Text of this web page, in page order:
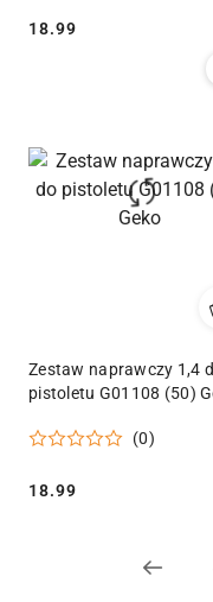
Cena:
18.99
Zestaw naprawczy 1,4
pistoletu G01108 (50)
(0)
Cena:
18.99